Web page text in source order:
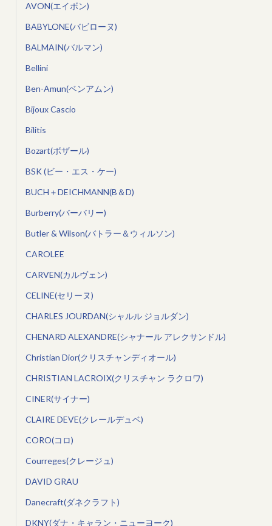
AVON(エイボン)
BABYLONE(バビローヌ)
BALMAIN(バルマン)
Bellini
Ben-Amun(ベンアムン)
Bijoux Cascio
Bilitis
Bozart(ボザール)
BSK (ビー・エス・ケー)
BUCH＋DEICHMANN(B＆D)
Burberry(バーバリー)
Butler & Wilson(バトラー＆ウィルソン)
CAROLEE
CARVEN(カルヴェン)
CELINE(セリーヌ)
CHARLES JOURDAN(シャルル ジョルダン)
CHENARD ALEXANDRE(シャナール アレクサンドル)
Christian Dior(クリスチャンディオール)
CHRISTIAN LACROIX(クリスチャン ラクロワ)
CINER(サイナー)
CLAIRE DEVE(クレールデュベ)
CORO(コロ)
Courreges(クレージュ)
DAVID GRAU
Danecraft(ダネクラフト)
DKNY(ダナ・キャラン・ニューヨーク)